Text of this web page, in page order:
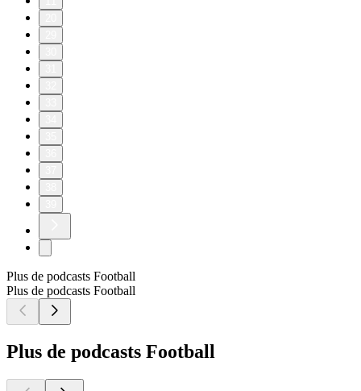
Plus de podcasts Football
Plus de podcasts Football
Plus de podcasts Football